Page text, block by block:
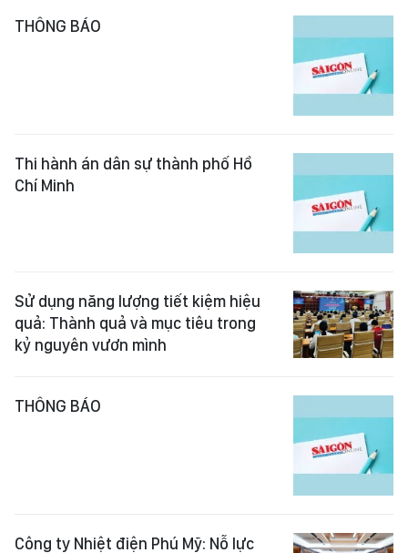
THÔNG BÁO
Thi hành án dân sự thành phố Hồ
Chí Minh
Sử dụng năng lượng tiết kiệm hiệu
quả: Thành quả và mục tiêu trong
kỷ nguyên vươn mình
THÔNG BÁO
Công ty Nhiệt điện Phú Mỹ: Nỗ lực